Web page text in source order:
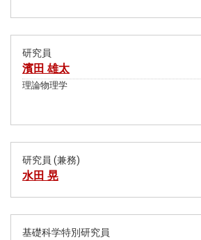
研究員
濱田 雄太
理論物理学
研究員 (兼務)
水田 晃
基礎科学特別研究員